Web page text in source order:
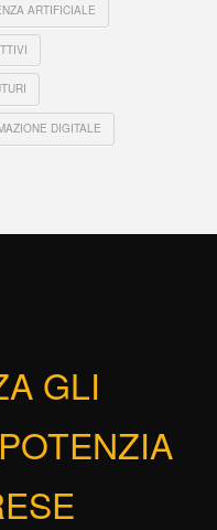
ARTIFICIALE
DIGITALE
GLI